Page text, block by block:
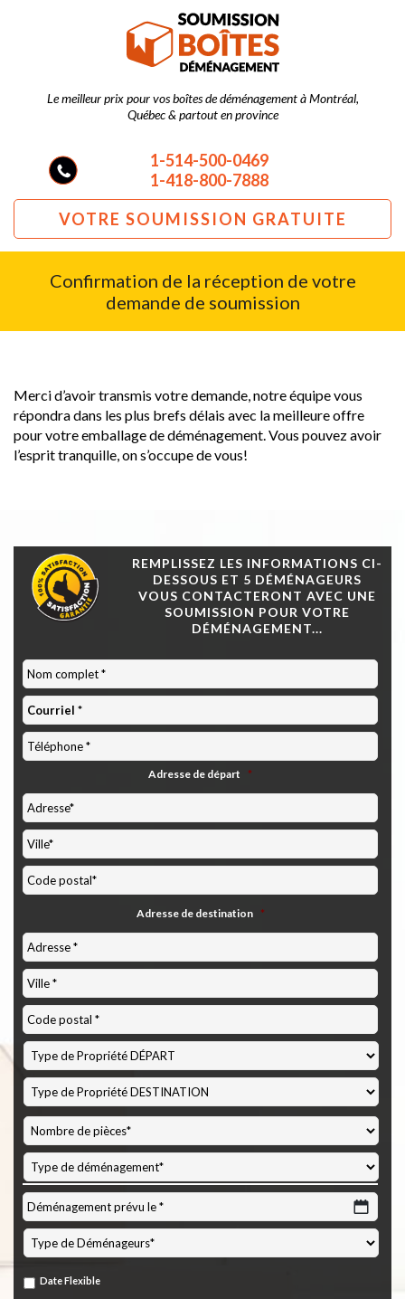
Le meilleur prix pour vos boîtes de déménagement à Montréal,
Québec & partout en province
1-514-500-0469
1-418-800-7888
VOTRE SOUMISSION GRATUITE
Confirmation de la réception de votre
demande de soumission
Merci d’avoir transmis votre demande, notre équipe vous
répondra dans les plus brefs délais avec la meilleure offre
pour votre emballage de déménagement. Vous pouvez avoir
l’esprit tranquille, on s’occupe de vous!
REMPLISSEZ LES INFORMATIONS CI-
DESSOUS ET 5 DÉMÉNAGEURS
VOUS CONTACTERONT AVEC UNE
SOUMISSION POUR VOTRE
DÉMÉNAGEMENT...
Adresse de départ *
Adresse de destination *
MM
slash
slash
Date Flexible